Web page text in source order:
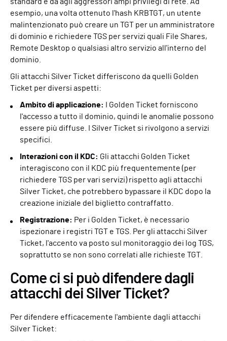
esempio, una volta ottenuto l'hash KRBTGT, un utente
malintenzionato può creare un TGT per un amministratore
di dominio e richiedere TGS per servizi quali File Shares,
Remote Desktop o qualsiasi altro servizio all'interno del
dominio.
Gli attacchi Silver Ticket differiscono da quelli Golden
Ticket per diversi aspetti:
Ambito di applicazione:
I Golden Ticket forniscono
l'accesso a tutto il dominio, quindi le anomalie possono
essere più diffuse. I Silver Ticket si rivolgono a servizi
specifici.
Interazioni con il KDC: Gli attacchi Golden Ticket
interagiscono con il KDC più frequentemente (per
richiedere TGS per vari servizi) rispetto agli attacchi
Silver Ticket, che potrebbero bypassare il KDC dopo la
creazione iniziale del biglietto contraffatto.
Registrazione: Per i Golden Ticket, è necessario
ispezionare i registri TGT e TGS. Per gli attacchi Silver
Ticket, l'accento va posto sul monitoraggio dei log TGS,
soprattutto se non sono correlati alle richieste TGT.
Come ci si può difendere dagli
attacchi dei Silver Ticket?
Per difendere efficacemente l'ambiente dagli attacchi
Silver Ticket: